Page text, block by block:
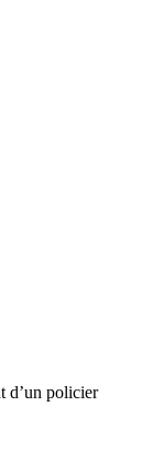
d’un policier